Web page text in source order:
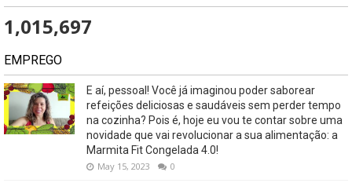
1,015,697
EMPREGO
E aí, pessoal! Você já imaginou poder saborear
refeições deliciosas e saudáveis ​​sem perder tempo
na cozinha? Pois é, hoje eu vou te contar sobre uma
novidade que vai revolucionar a sua alimentação: a
Marmita Fit Congelada 4.0!
May 15, 2023 0